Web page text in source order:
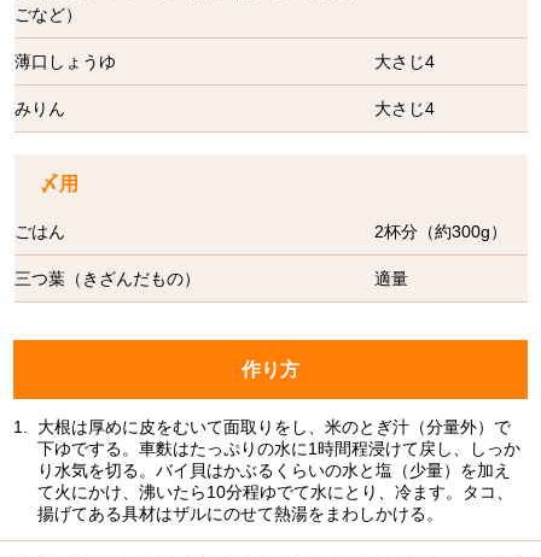
ごなど）
薄口しょうゆ 大さじ4
みりん 大さじ4
〆用
ごはん 2杯分（約300g）
三つ葉（きざんだもの） 適量
作り方
1.
大根は厚めに皮をむいて面取りをし、米のとぎ汁（分量外）で
下ゆでする。車麩はたっぷりの水に1時間程浸けて戻し、しっか
り水気を切る。バイ貝はかぶるくらいの水と塩（少量）を加え
て火にかけ、沸いたら10分程ゆでて水にとり、冷ます。タコ、
揚げてある具材はザルにのせて熱湯をまわしかける。